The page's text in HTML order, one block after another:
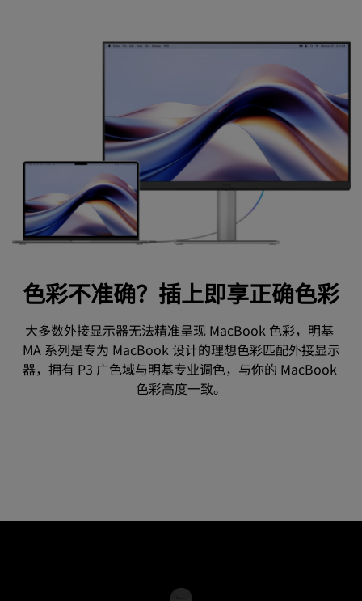
色彩不准确？插上即享正确色彩
大多数外接显示器无法精准呈现 MacBook 色彩，明基
MA 系列是专为 MacBook 设计的理想色彩匹配外接显示
器，拥有 P3 广色域与明基专业调色，与你的 MacBook